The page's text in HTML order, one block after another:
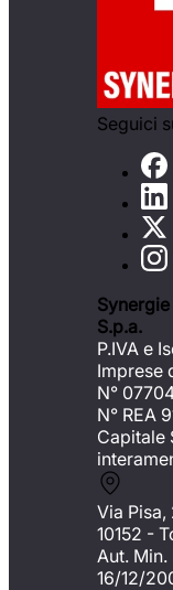
Seguici
S.p.a.
P.IVA e
Imprese
N°
N° REA
Capitale
Via Pisa,
10152 -
Aut. Min.
16/12/